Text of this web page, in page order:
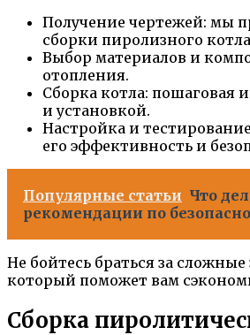
Получение чертежей: мы
сборки пиролизного
Выбор материалов и
отопления.
Сборка котла: пошаговая
и установкой.
Настройка и
его эффективность и
Популярные статьи Что
рекомендации по
Не бойтесь браться за
который поможет вам
Сборка